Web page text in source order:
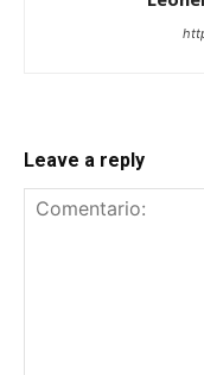
Leave a reply